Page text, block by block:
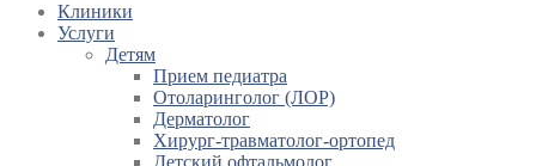
Клиники
Услуги
Детям
Прием педиатра
Отоларинголог (ЛОР)
Дерматолог
Хирург-травматолог-ортопед